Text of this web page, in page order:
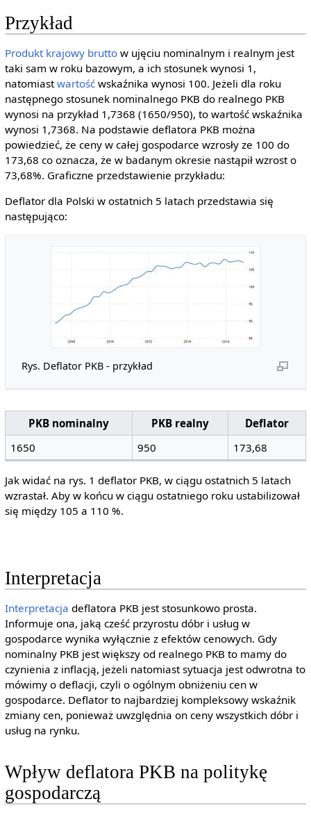
PKB_{realny}}\cdot
100\%}
Przykład
Produkt krajowy bruttow ujęciu nominalnym i realnym jest
taki sam w roku bazowym, a ich stosunek wynosi 1,
natomiastwartośćwskaźnika wynosi 100. Jeżeli dla roku
następnego stosunek nominalnego PKB do realnego PKB
wynosi na przykład 1,7368 (1650/950), to wartość wskaźnika
wynosi 1,7368. Na podstawie deflatora PKB można
powiedzieć, że ceny w całej gospodarce wzrosły ze 100 do
173,68 co oznacza, że w badanym okresie nastąpił wzrost o
73,68%. Graficzne przedstawienie przykładu:
Deflator dla Polski w ostatnich 5 latach przedstawia się
następująco:
Rys. Deflator PKB - przykład
PKB nominalny PKB realny
Deflator
1650
950 173,68
Jak widać na rys. 1 deflator PKB, w ciągu ostatnich 5 latach
wzrastał. Aby w końcu w ciągu ostatniego roku ustabilizował
się między 105 a 110 %.
Interpretacja
Interpretacja deflatora PKB jest stosunkowo prosta.
Informuje ona, jaką cześć przyrostu dóbr i usług w
gospodarce wynika wyłącznie z efektów cenowych. Gdy
nominalny PKB jest większy od realnego PKB to mamy do
czynienia z inflacją, jeżeli natomiast sytuacja jest odwrotna to
mówimy o deflacji, czyli o ogólnym obniżeniu cen w
gospodarce. Deflator to najbardziej kompleksowy wskaźnik
zmiany cen, ponieważ uwzględnia on ceny wszystkich dóbr i
usług na rynku.
Wpływ deflatora PKB na politykę
gospodarczą